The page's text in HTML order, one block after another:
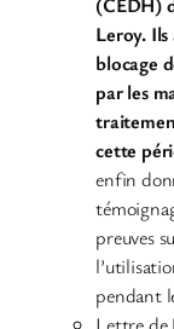
Leroy.
blocage
par les
cette
enfin
preuves
pendant